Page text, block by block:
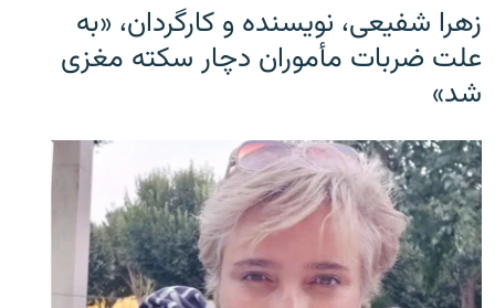
زهرا شفیعی، نویسنده و کارگردان، «به
علت ضربات مأموران دچار سکته مغزی
شد»